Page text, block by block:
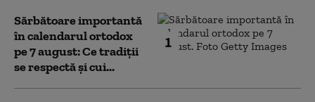
1
Sărbătoare importantă
în calendarul ortodox
pe 7 august: Ce tradiții
se respectă și cui...